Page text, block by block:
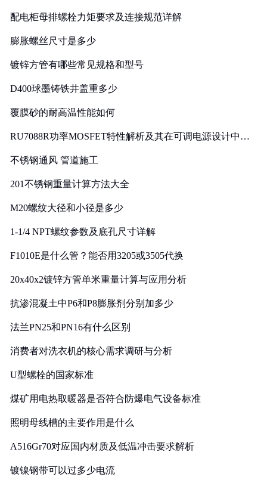
配电柜母排螺栓力矩要求及连接规范详解
膨胀螺丝尺寸是多少
镀锌方管有哪些常见规格和型号
D400球墨铸铁井盖重多少
覆膜砂的耐高温性能如何
RU7088R功率MOSFET特性解析及其在可调电源设计中的
不锈钢通风 管道施工
201不锈钢重量计算方法大全
M20螺纹大径和小径是多少
1-1/4 NPT螺纹参数及底孔尺寸详解
F1010E是什么管？能否用3205或3505代换
20x40x2镀锌方管单米重量计算与应用分析
抗渗混凝土中P6和P8膨胀剂分别加多少
法兰PN25和PN16有什么区别
消费者对洗衣机的核心需求调研与分析
U型螺栓的国家标准
煤矿用电热取暖器是否符合防爆电气设备标准
照明母线槽的主要作用是什么
A516Gr70对应国内材质及低温冲击要求解析
镀镍钢带可以过多少电流